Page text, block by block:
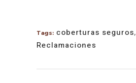
Tags: coberturas seguros,
Reclamaciones